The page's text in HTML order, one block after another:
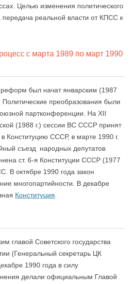
Целью изменения политического
реальной власти от КПСС к
с марта 1989 по март 1990
реформ был начат январским (1987
преобразования были
партконференции. На XII
(1988 г.) сессии ВС СССР принят
Конституцию СССР, в марте 1990 г.
съезд народных депутатов
ст. 6-я Конституции СССР (1977
В октябре 1990 года закон
многопартийности. В декабре
Конституция
главой Советского государства
(Генеральный секретарь ЦК
1990 года в силу
делали официальным Главой